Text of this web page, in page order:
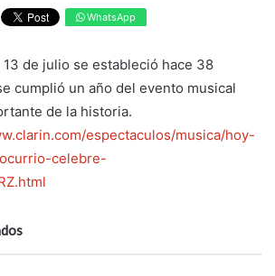
WhatsApp
de julio se estableció hace 38
cumplió un año del evento musical
de la historia.
espectaculos/musica/hoy-
celebre-